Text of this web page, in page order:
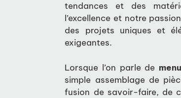
tendances et des
l’excellence et notre
des projets uniques et
exigeantes.
Lorsque l’on parle de
simple assemblage de
fusion de savoir-faire, de